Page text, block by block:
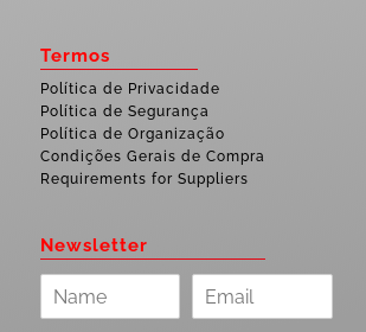
Termos
Política de Privacidade
Política de Segurança
Política de Organização
Condições Gerais de Compra
Requirements for Suppliers
Newsletter